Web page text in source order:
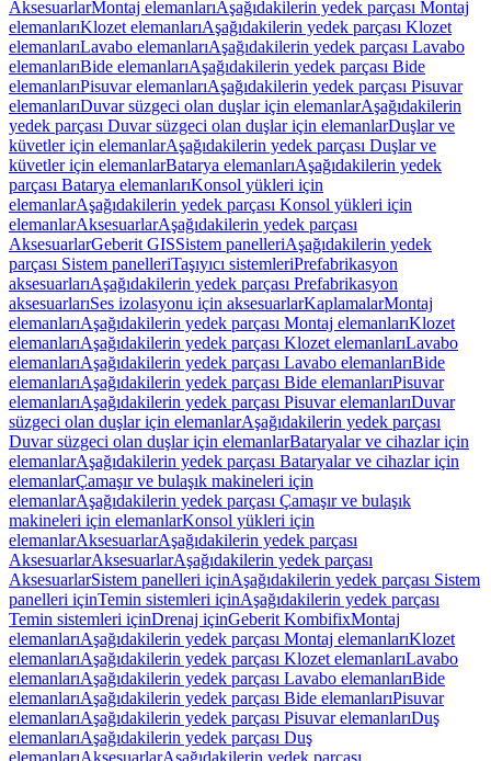
AksesuarlarMontaj elemanlarıAşağıdakilerin yedek parçası Montaj
elemanlarıKlozet elemanlarıAşağıdakilerin yedek parçası Klozet
elemanlarıLavabo elemanlarıAşağıdakilerin yedek parçası Lavabo
elemanlarıBide elemanlarıAşağıdakilerin yedek parçası Bide
elemanlarıPisuvar elemanlarıAşağıdakilerin yedek parçası Pisuvar
elemanlarıDuvar süzgeci olan duşlar için elemanlarAşağıdakilerin
yedek parçası Duvar süzgeci olan duşlar için elemanlarDuşlar ve
küvetler için elemanlarAşağıdakilerin yedek parçası Duşlar ve
küvetler için elemanlarBatarya elemanlarıAşağıdakilerin yedek
parçası Batarya elemanlarıKonsol yükleri için
elemanlarAşağıdakilerin yedek parçası Konsol yükleri için
elemanlarAksesuarlarAşağıdakilerin yedek parçası
AksesuarlarGeberit GISSistem panelleriAşağıdakilerin yedek
parçası Sistem panelleriTaşıyıcı sistemleriPrefabrikasyon
aksesuarlarıAşağıdakilerin yedek parçası Prefabrikasyon
aksesuarlarıSes izolasyonu için aksesuarlarKaplamalarMontaj
elemanlarıAşağıdakilerin yedek parçası Montaj elemanlarıKlozet
elemanlarıAşağıdakilerin yedek parçası Klozet elemanlarıLavabo
elemanlarıAşağıdakilerin yedek parçası Lavabo elemanlarıBide
elemanlarıAşağıdakilerin yedek parçası Bide elemanlarıPisuvar
elemanlarıAşağıdakilerin yedek parçası Pisuvar elemanlarıDuvar
süzgeci olan duşlar için elemanlarAşağıdakilerin yedek parçası
Duvar süzgeci olan duşlar için elemanlarBataryalar ve cihazlar için
elemanlarAşağıdakilerin yedek parçası Bataryalar ve cihazlar için
elemanlarÇamaşır ve bulaşık makineleri için
elemanlarAşağıdakilerin yedek parçası Çamaşır ve bulaşık
makineleri için elemanlarKonsol yükleri için
elemanlarAksesuarlarAşağıdakilerin yedek parçası
AksesuarlarAksesuarlarAşağıdakilerin yedek parçası
AksesuarlarSistem panelleri içinAşağıdakilerin yedek parçası Sistem
panelleri içinTemin sistemleri içinAşağıdakilerin yedek parçası
Temin sistemleri içinDrenaj içinGeberit KombifixMontaj
elemanlarıAşağıdakilerin yedek parçası Montaj elemanlarıKlozet
elemanlarıAşağıdakilerin yedek parçası Klozet elemanlarıLavabo
elemanlarıAşağıdakilerin yedek parçası Lavabo elemanlarıBide
elemanlarıAşağıdakilerin yedek parçası Bide elemanlarıPisuvar
elemanlarıAşağıdakilerin yedek parçası Pisuvar elemanlarıDuş
elemanlarıAşağıdakilerin yedek parçası Duş
elemanlarıAksesuarlarAşağıdakilerin yedek parçası